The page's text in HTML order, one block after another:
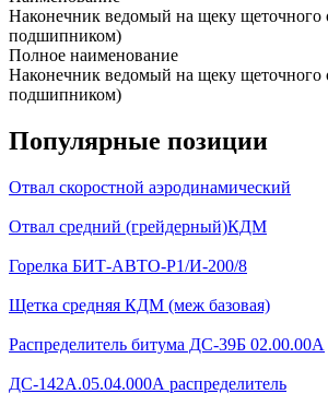
Наконечник ведомый на щеку щеточного
подшипником)
Полное наименование
Наконечник ведомый на щеку щеточного
подшипником)
Популярные позиции
Отвал скоростной аэродинамический
Отвал средний (грейдерный)КДМ
Горелка БИТ-АВТО-Р1/И-200/8
Щетка средняя КДМ (меж базовая)
Распределитель битума ДС-39Б 02.00.00А
ДС-142А.05.04.000А распределитель